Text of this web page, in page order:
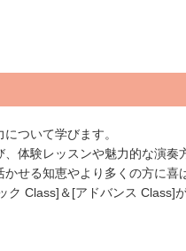
ついて学びます。
体験レッスンや魅力的な演奏
せる知恵やより多くの方に喜
Class]＆[アドバンス Class]が